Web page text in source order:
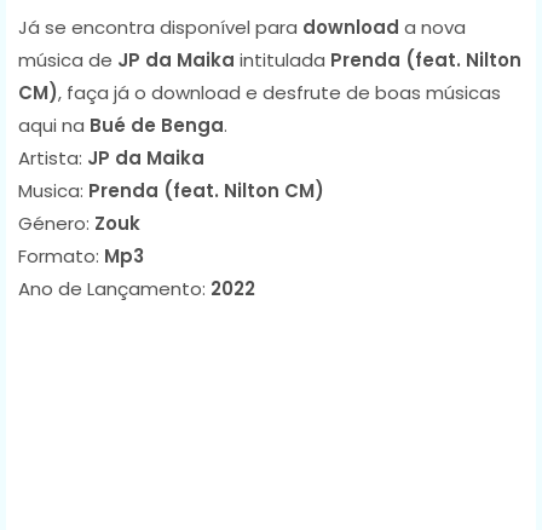
Já se encontra disponível para download a nova
música de JP da Maika intitulada Prenda (feat. Nilton
CM), faça já o download e desfrute de boas músicas
aqui na Bué de Benga.
Artista: JP da Maika
Musica: Prenda (feat. Nilton CM)
Género: Zouk
Formato: Mp3
Ano de Lançamento: 2022